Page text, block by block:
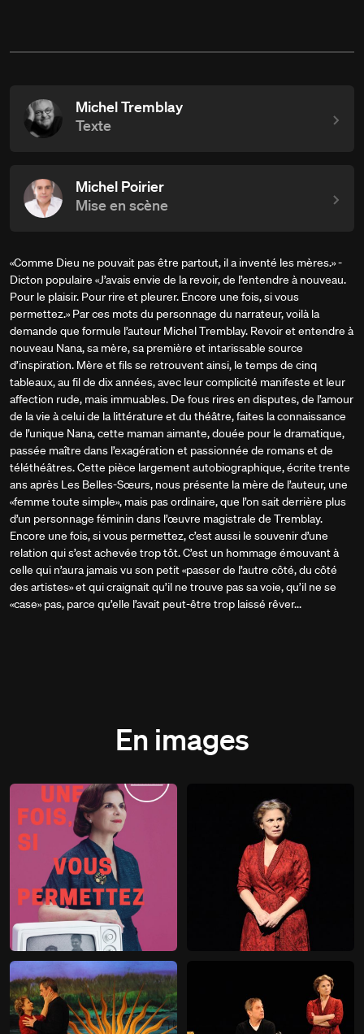
Michel Tremblay
Texte
Michel Poirier
Mise en scène
«Comme Dieu ne pouvait pas être partout, il a inventé les mères.» -
Dicton populaire «J’avais envie de la revoir, de l’entendre à nouveau.
Pour le plaisir. Pour rire et pleurer. Encore une fois, si vous
permettez.» Par ces mots du personnage du narrateur, voilà la
demande que formule l’auteur Michel Tremblay. Revoir et entendre à
nouveau Nana, sa mère, sa première et intarissable source
d’inspiration. Mère et fils se retrouvent ainsi, le temps de cinq
tableaux, au fil de dix années, avec leur complicité manifeste et leur
affection rude, mais immuables. De fous rires en disputes, de l’amour
de la vie à celui de la littérature et du théâtre, faites la connaissance
de l’unique Nana, cette maman aimante, douée pour le dramatique,
passée maître dans l’exagération et passionnée de romans et de
téléthéâtres. Cette pièce largement autobiographique, écrite trente
ans après Les Belles-Sœurs, nous présente la mère de l’auteur, une
«femme toute simple», mais pas ordinaire, que l’on sait derrière plus
d’un personnage féminin dans l’œuvre magistrale de Tremblay.
Encore une fois, si vous permettez, c’est aussi le souvenir d’une
relation qui s’est achevée trop tôt. C’est un hommage émouvant à
celle qui n’aura jamais vu son petit «passer de l’autre côté, du côté
des artistes» et qui craignait qu’il ne trouve pas sa voie, qu’il ne se
«case» pas, parce qu’elle l’avait peut-être trop laissé rêver...
En images